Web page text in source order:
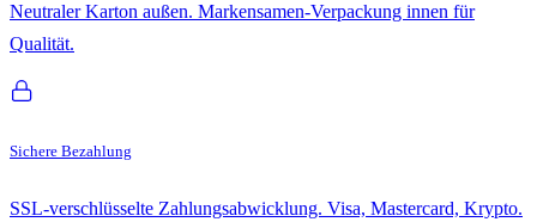
Neutraler Karton außen. Markensamen-Verpackung innen für
Qualität.
Sichere Bezahlung
SSL-verschlüsselte Zahlungsabwicklung. Visa, Mastercard, Krypto.